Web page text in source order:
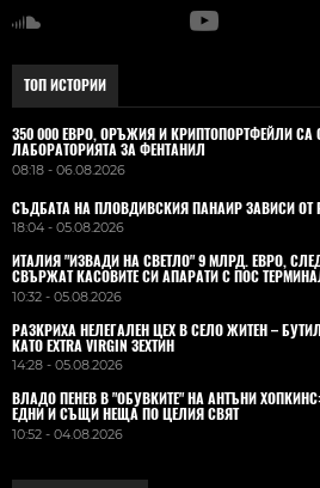
ТОП ИСТОРИИ
350 000 ЕВРО, ОРЪЖИЯ И КРИПТОПОРТФЕЙЛИ
ЛАБОРАТОРИЯТА ЗА ФЕНТАНИЛ
08:18 - 06.08.2026
СЪДБАТА НА ПЛОВДИВСКИЯ ПАНАИР ЗАВИСИ ОТ
18:04 - 05.08.2026
ИТАЛИЯ "ИЗВАДИ НА СВЕТЛО" 9 МЛРД. ЕВРО,
СВЪРЖАТ КАСОВИТЕ СИ АПАРАТИ С ПОС
10:32 - 05.08.2026
РАЗКРИХА НЕЛЕГАЛЕН ЦЕХ В СЕЛО ЖИТЕН –
КАТО EXTRA VIRGIN ЗЕХТИН
14:28 - 05.08.2026
ВЛАДO ПЕНЕВ В "ОБУВКИТЕ" НА АНТЪНИ
ЕДНИ И СЪЩИ НЕЩА ПО ЦЕЛИЯ СВЯТ
10:52 - 04.08.2026